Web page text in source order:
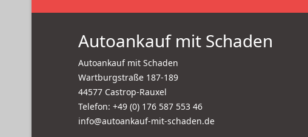
Autoankauf mit Schaden
Autoankauf mit Schaden
Wartburgstraße 187-189
44577 Castrop-Rauxel
Telefon: +49 (0) 176 587 553 46